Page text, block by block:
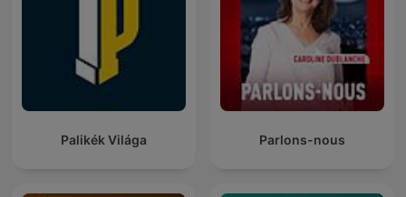
Palikék Világa Parlons-nous